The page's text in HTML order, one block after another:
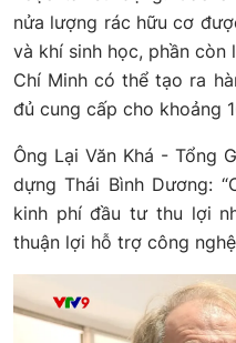
nửa lượng rác hữu cơ
và khí sinh học, phần còn
Chí Minh có thể tạo ra
đủ cung cấp cho khoảng
Ông Lại Văn Khá - Tổng
dựng Thái Bình Dương:
kinh phí đầu tư thu lợi
thuận lợi hỗ trợ công nghệ